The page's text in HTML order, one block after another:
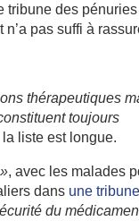
tribune des pénuries
pas suffi à
thérapeutiques
toujours
liste est longue.
, avec les malades
dans une
du